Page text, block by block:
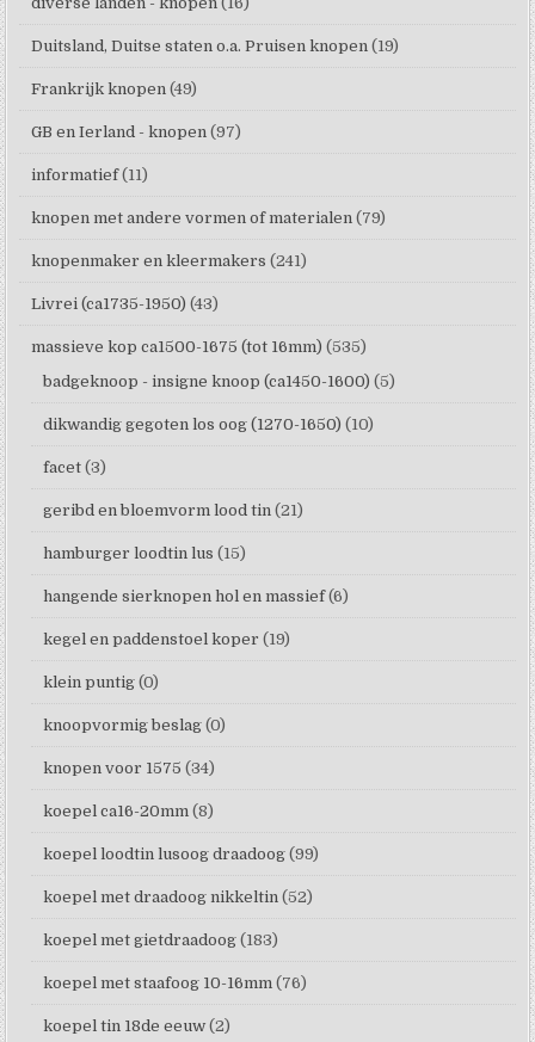
Duitsland, Duitse staten o.a. Pruisen knopen (19)
Frankrijk knopen (49)
GB en Ierland - knopen (97)
informatief (11)
knopen met andere vormen of materialen (79)
knopenmaker en kleermakers (241)
Livrei (ca1735-1950) (43)
massieve kop ca1500-1675 (tot 16mm) (535)
badgeknoop - insigne knoop (ca1450-1600) (5)
dikwandig gegoten los oog (1270-1650) (10)
facet (3)
geribd en bloemvorm lood tin (21)
hamburger loodtin lus (15)
hangende sierknopen hol en massief (6)
kegel en paddenstoel koper (19)
klein puntig (0)
knoopvormig beslag (0)
knopen voor 1575 (34)
koepel ca16-20mm (8)
koepel loodtin lusoog draadoog (99)
koepel met draadoog nikkeltin (52)
koepel met gietdraadoog (183)
koepel met staafoog 10-16mm (76)
koepel tin 18de eeuw (2)